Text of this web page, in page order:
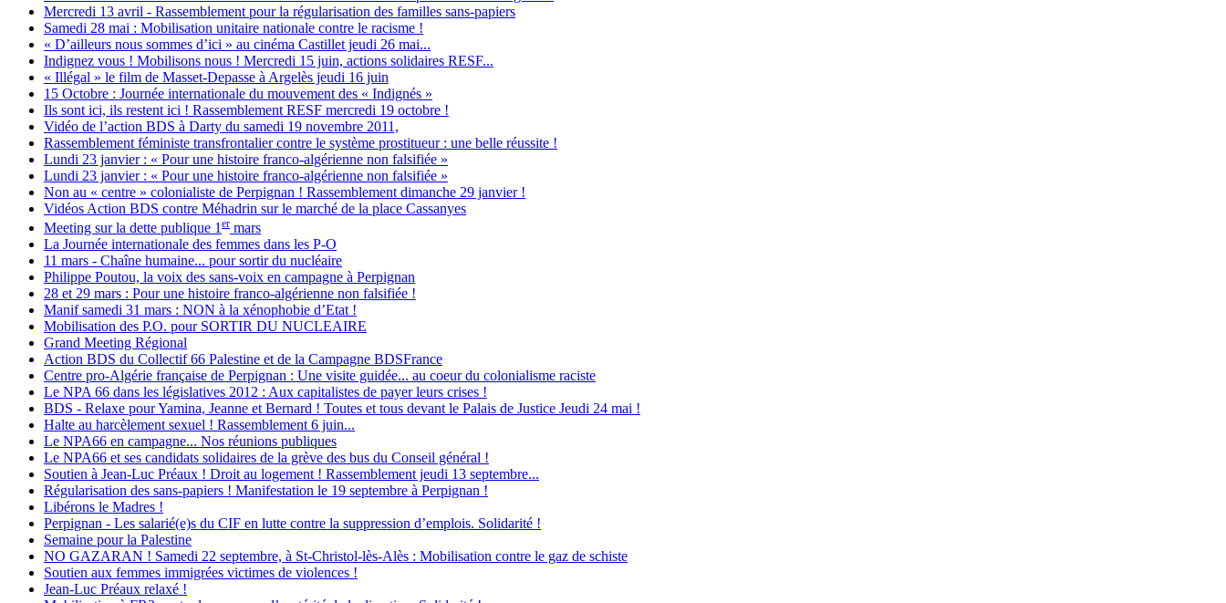
Mercredi 13 avril - Rassemblement pour la régularisation des familles sans-papiers
Samedi 28 mai : Mobilisation unitaire nationale contre le racisme !
« D’ailleurs nous sommes d’ici » au cinéma Castillet jeudi 26 mai...
Indignez vous ! Mobilisons nous ! Mercredi 15 juin, actions solidaires RESF...
« Illégal » le film de Masset-Depasse à Argelès jeudi 16 juin
15 Octobre : Journée internationale du mouvement des « Indignés »
Ils sont ici, ils restent ici ! Rassemblement RESF mercredi 19 octobre !
Vidéo de l’action BDS à Darty du samedi 19 novembre 2011,
Rassemblement féministe transfrontalier contre le système prostitueur : une belle réussite !
Lundi 23 janvier : « Pour une histoire franco-algérienne non falsifiée »
Lundi 23 janvier : « Pour une histoire franco-algérienne non falsifiée »
Non au « centre » colonialiste de Perpignan ! Rassemblement dimanche 29 janvier !
Vidéos Action BDS contre Méhadrin sur le marché de la place Cassanyes
Meeting sur la dette publique 1 er mars
La Journée internationale des femmes dans les P-O
11 mars - Chaîne humaine... pour sortir du nucléaire
Philippe Poutou, la voix des sans-voix en campagne à Perpignan
28 et 29 mars : Pour une histoire franco-algérienne non falsifiée !
Manif samedi 31 mars : NON à la xénophobie d’Etat !
Mobilisation des P.O. pour SORTIR DU NUCLEAIRE
Grand Meeting Régional
Action BDS du Collectif 66 Palestine et de la Campagne BDSFrance
Centre pro-Algérie française de Perpignan : Une visite guidée... au coeur du colonialisme raciste
Le NPA 66 dans les législatives 2012 : Aux capitalistes de payer leurs crises !
BDS - Relaxe pour Yamina, Jeanne et Bernard ! Toutes et tous devant le Palais de Justice Jeudi 24 mai !
Halte au harcèlement sexuel ! Rassemblement 6 juin...
Le NPA66 en campagne... Nos réunions publiques
Le NPA66 et ses candidats solidaires de la grève des bus du Conseil général !
Soutien à Jean-Luc Préaux ! Droit au logement ! Rassemblement jeudi 13 septembre...
Régularisation des sans-papiers ! Manifestation le 19 septembre à Perpignan !
Libérons le Madres !
Perpignan - Les salarié(e)s du CIF en lutte contre la suppression d’emplois. Solidarité !
Semaine pour la Palestine
NO GAZARAN ! Samedi 22 septembre, à St-Christol-lès-Alès : Mobilisation contre le gaz de schiste
Soutien aux femmes immigrées victimes de violences !
Jean-Luc Préaux relaxé !